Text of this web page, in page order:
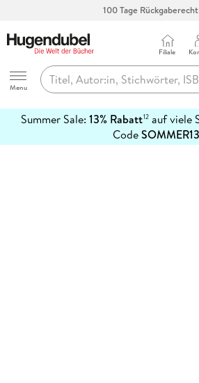
100 Tage
Hugendubel
Menu
Filiale
Summer Sale: 13% Rabatt12auf viele
CodeSOMMER13
erfahren